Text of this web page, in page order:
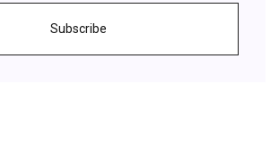
Subscribe